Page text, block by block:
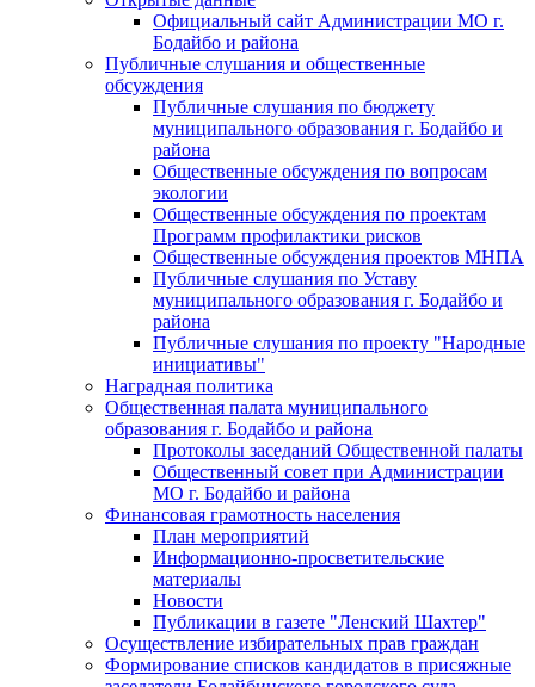
Официальный сайт Администрации МО г.
Бодайбо и района
Публичные слушания и общественные
обсуждения
Публичные слушания по бюджету
муниципального образования г. Бодайбо и
района
Общественные обсуждения по вопросам
экологии
Общественные обсуждения по проектам
Программ профилактики рисков
Общественные обсуждения проектов МНПА
Публичные слушания по Уставу
муниципального образования г. Бодайбо и
района
Публичные слушания по проекту "Народные
инициативы"
Наградная политика
Общественная палата муниципального
образования г. Бодайбо и района
Протоколы заседаний Общественной палаты
Общественный совет при Администрации
МО г. Бодайбо и района
Финансовая грамотность населения
План мероприятий
Информационно-просветительские
материалы
Новости
Публикации в газете "Ленский Шахтер"
Осуществление избирательных прав граждан
Формирование списков кандидатов в присяжные